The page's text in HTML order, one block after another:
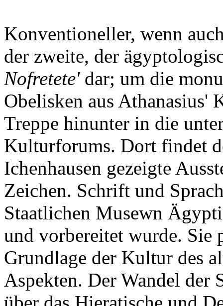
Konventioneller, wenn
der zweite, der
Nofretete'dar; um die
Obelisken aus Athanasius'
Treppe hinunter in die
Kulturforums. Dort findet
Ichenhausen gezeigte
Zeichen. Schrift und
Staatlichen Musewn
und vorbereitet wurde. Sie
Grundlage der Kultur des
Aspekten. Der Wandel